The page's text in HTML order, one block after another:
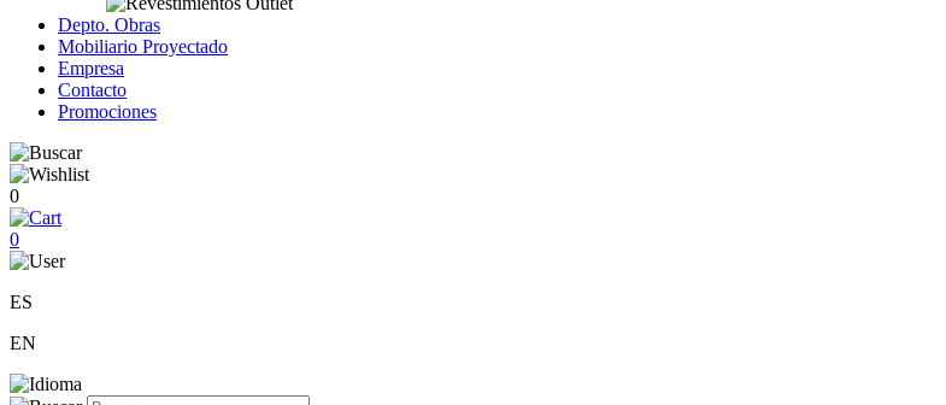
Depto. Obras
Mobiliario Proyectado
Empresa
Contacto
Promociones
0
0
ES
EN